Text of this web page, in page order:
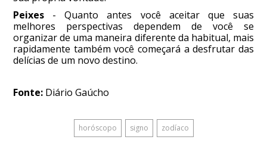
Peixes - Quanto antes você aceitar que suas
melhores perspectivas dependem de você se
organizar de uma maneira diferente da habitual, mais
rapidamente também você começará a desfrutar das
delícias de um novo destino.
Fonte: Diário Gaúcho
horóscopo signo zodíaco